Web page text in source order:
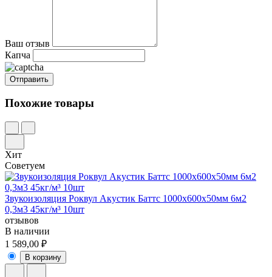
Ваш отзыв
Капча
Похожие товары
Хит
Советуем
Звукоизоляция Роквул Акустик Баттс 1000x600х50мм 6м2
0,3м3 45кг/м³ 10шт
отзывов
В наличии
1 589,00 ₽
В корзину